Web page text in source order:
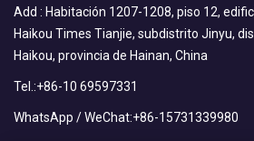
Add : Habitación 1207-1208, piso 12,
Haikou Times Tianjie, subdistrito Jinyu,
Haikou, provincia de Hainan, China
Tel.:+86-10 69597331
WhatsApp / WeChat:+86-15731339980